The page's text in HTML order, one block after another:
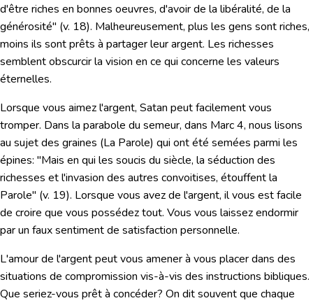
d'être riches en bonnes oeuvres, d'avoir de la libéralité, de la
générosité" (v. 18). Malheureusement, plus les gens sont riches,
moins ils sont prêts à partager leur argent. Les richesses
semblent obscurcir la vision en ce qui concerne les valeurs
éternelles.
Lorsque vous aimez l'argent, Satan peut facilement vous
tromper. Dans la parabole du semeur, dans Marc 4, nous lisons
au sujet des graines (La Parole) qui ont été semées parmi les
épines: "Mais en qui les soucis du siècle, la séduction des
richesses et l'invasion des autres convoitises, étouffent la
Parole" (v. 19). Lorsque vous avez de l'argent, il vous est facile
de croire que vous possédez tout. Vous vous laissez endormir
par un faux sentiment de satisfaction personnelle.
L'amour de l'argent peut vous amener à vous placer dans des
situations de compromission vis-à-vis des instructions bibliques.
Que seriez-vous prêt à concéder? On dit souvent que chaque